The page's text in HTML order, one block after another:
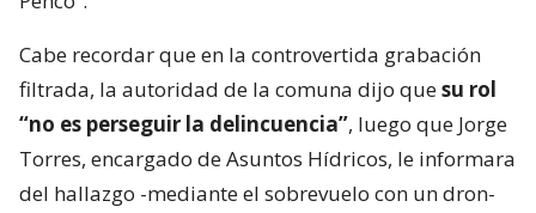
Cabe recordar que en la controvertida grabación
filtrada, la autoridad de la comuna dijo quesu rol
“no es perseguir la delincuencia”, luego que Jorge
Torres, encargado de Asuntos Hídricos, le informara
del hallazgo -mediante el sobrevuelo con un dron-